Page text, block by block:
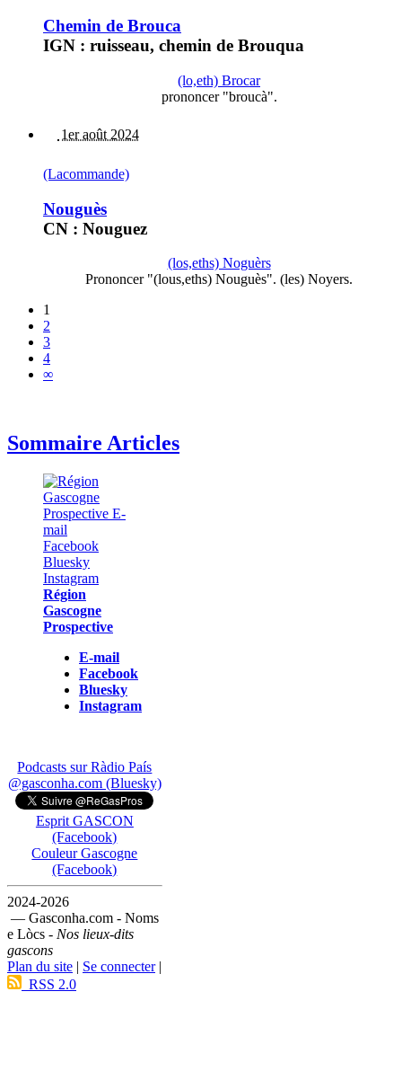
Chemin de Brouca
IGN : ruisseau, chemin de Brouqua
(lo,eth) Brocar
prononcer "broucà".
1er août 2024
(Lacommande)
Nouguès
CN : Nouguez
(los,eths) Noguèrs
Prononcer "(lous,eths) Nouguès". (les) Noyers.
1
2
3
4
∞
Sommaire Articles
Région
Gascogne
Prospective
E-mail
Facebook
Bluesky
Instagram
Podcasts sur Ràdio País
@gasconha.com (Bluesky)
Esprit GASCON
(Facebook)
Couleur Gascogne
(Facebook)
2024-2026
— Gasconha.com - Noms
e Lòcs - Nos lieux-dits
gascons
Plan du site | Se connecter|
RSS 2.0